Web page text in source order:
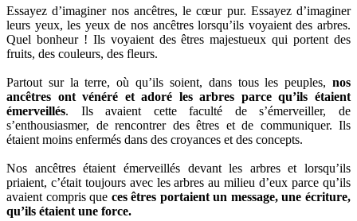
Essayez d’imaginer nos ancêtres, le cœur pur. Essayez d’imaginer
leurs yeux, les yeux de nos ancêtres lorsqu’ils voyaient des arbres.
Quel bonheur ! Ils voyaient des êtres majestueux qui portent des
fruits, des couleurs, des fleurs.
Partout sur la terre, où qu’ils soient, dans tous les peuples, nos
ancêtres ont vénéré et adoré les arbres parce qu’ils étaient
émerveillés. Ils avaient cette faculté de s’émerveiller, de
s’enthousiasmer, de rencontrer des êtres et de communiquer. Ils
étaient moins enfermés dans des croyances et des concepts.
Nos ancêtres étaient émerveillés devant les arbres et lorsqu’ils
priaient, c’était toujours avec les arbres au milieu d’eux parce qu’ils
avaient compris que ces êtres portaient un message, une écriture,
qu’ils étaient une force.